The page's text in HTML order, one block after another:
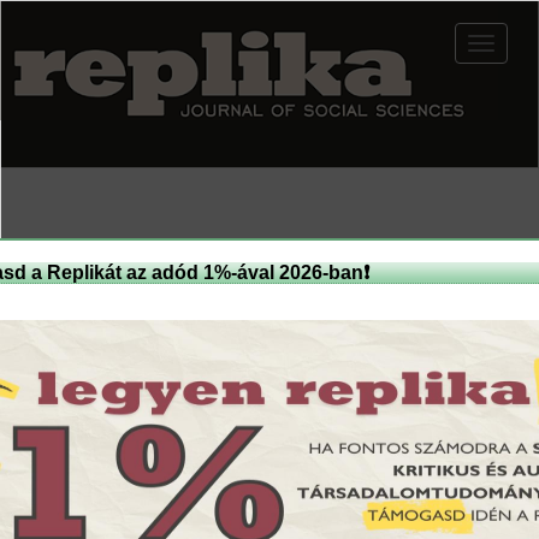
main
content
Toggle
a Replikát az adód 1%-ával 2026-ban❗